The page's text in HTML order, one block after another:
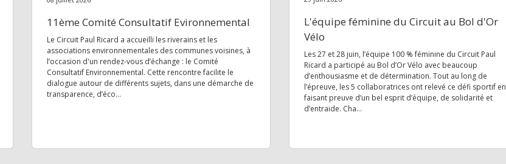
11ème Comité Consultatif Evironnemental
Le Circuit Paul Ricard a accueilli les riverains et les
associations environnementales des communes voisines, à
l’occasion d'un rendez-vous d’échange : le Comité
Consultatif Environnemental. Cette rencontre facilite le
dialogue autour de différents sujets, dans une démarche de
transparence, d’éco...
L'équipe féminine du Circuit au Bol d'Or
Vélo
Les 27 et 28 juin, l’équipe 100 % féminine du Circuit Paul
Ricard a participé au Bol d’Or Vélo avec beaucoup
d’enthousiasme et de détermination. Tout au long de
l’épreuve, les 5 collaboratrices ont relevé ce défi sportif en
faisant preuve d’un bel esprit d’équipe, de solidarité et
d’entraide. Cha...